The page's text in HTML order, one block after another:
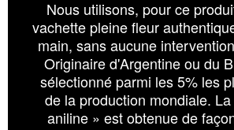
Nous utilisons, pour ce
vachette pleine fleur
main, sans aucune
Originaire d'Argentine ou du
sélectionné parmi les 5% les
de la production mondiale.
aniline » est obtenue de